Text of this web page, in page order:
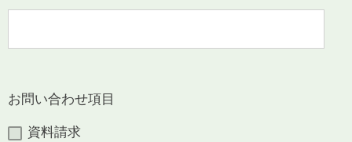
お問い合わせ項目
資料請求